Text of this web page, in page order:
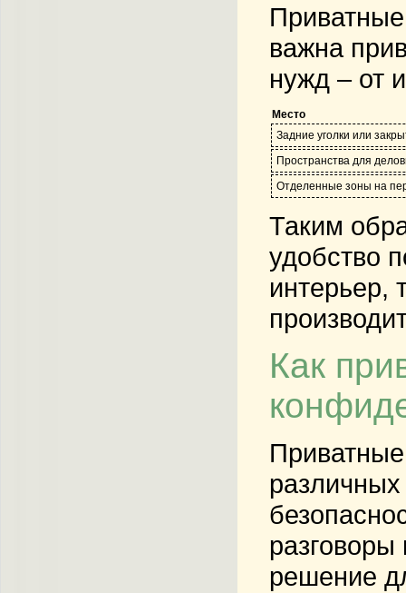
важна
нужд – от
Место
Задние уголки или
Пространства для
Отделенные зоны на
Таким
удобство
интерьер,
Как
решение